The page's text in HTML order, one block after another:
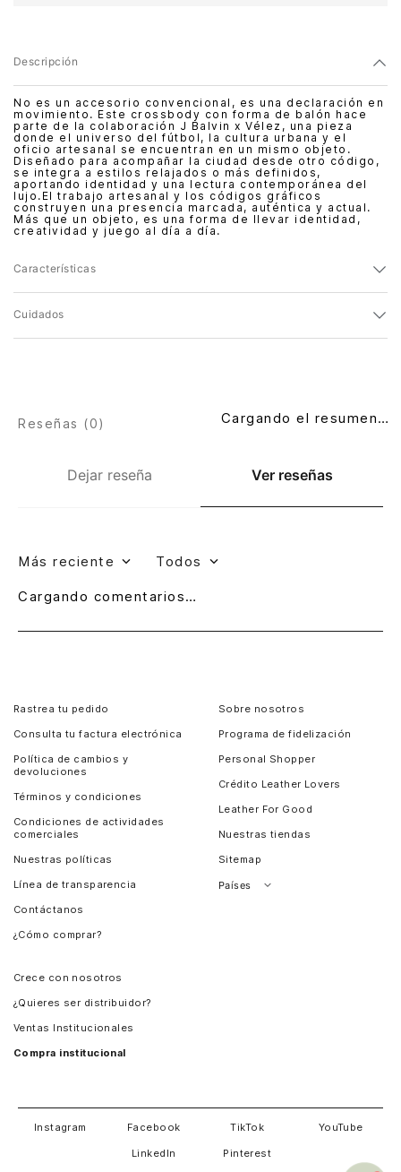
Descripción
No es un accesorio convencional, es una declaración en
movimiento. Este crossbody con forma de balón hace
parte de la colaboración J Balvin x Vélez, una pieza
donde el universo del fútbol, la cultura urbana y el
oficio artesanal se encuentran en un mismo objeto.
Diseñado para acompañar la ciudad desde otro código,
se integra a estilos relajados o más definidos,
aportando identidad y una lectura contemporánea del
lujo.El trabajo artesanal y los códigos gráficos
construyen una presencia marcada, auténtica y actual.
Más que un objeto, es una forma de llevar identidad,
creatividad y juego al día a día.
Características
Cuidados
Dejar reseña Ver reseñas
Reseñas (0) Cargando el resumen…
Más reciente Todos
Cargando comentarios…
Rastrea tu pedido
Consulta tu factura electrónica
Política de cambios y
devoluciones
Términos y condiciones
Condiciones de actividades
comerciales
Nuestras políticas
Línea de transparencia
Contáctanos
¿Cómo comprar?
Sobre nosotros
Programa de fidelización
Personal Shopper
Crédito Leather Lovers
Leather For Good
Nuestras tiendas
Sitemap
Países
Crece con nosotros
¿Quieres ser distribuidor?
Ventas Institucionales
Compra institucional
Instagram Facebook TikTok YouTube
LinkedIn Pinterest